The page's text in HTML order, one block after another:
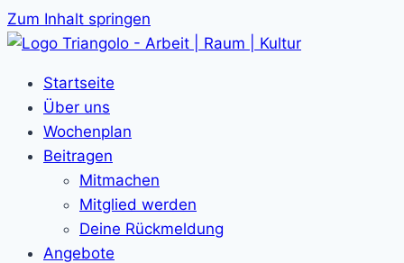
Zum Inhalt springen
Startseite
Über uns
Wochenplan
Beitragen
Mitmachen
Mitglied werden
Deine Rückmeldung
Angebote